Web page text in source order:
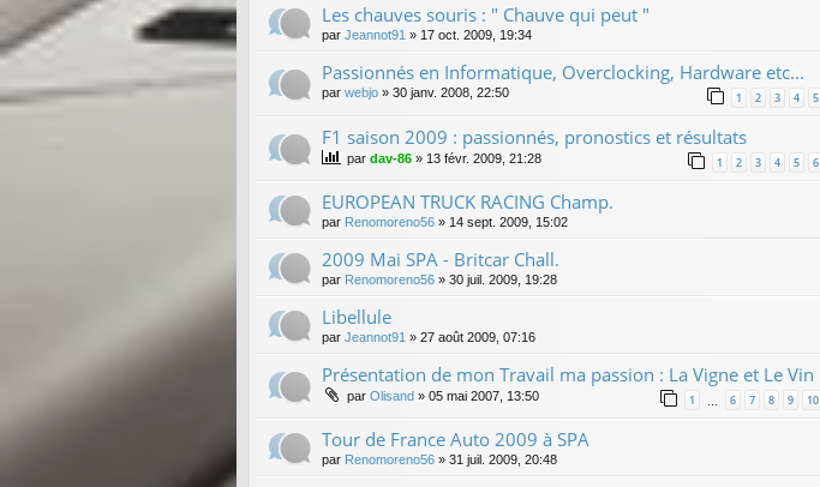
Les chauves souris : " Chauve qui peut "
par Jeannot91 » 17 oct. 2009, 19:34
Passionnés en Informatique, Overclocking, Hardware etc...
par webjo » 30 janv. 2008, 22:50 1 2 3 4 5
F1 saison 2009 : passionnés, pronostics et résultats
par dav-86 » 13 févr. 2009, 21:28 1 2 3 4 5 6
EUROPEAN TRUCK RACING Champ.
par Renomoreno56 » 14 sept. 2009, 15:02
2009 Mai SPA - Britcar Chall.
par Renomoreno56 » 30 juil. 2009, 19:28
Libellule
par Jeannot91 » 27 août 2009, 07:16
Présentation de mon Travail ma passion : La Vigne et Le Vin
par Olisand » 05 mai 2007, 13:50 1 6 7 8 9 10
Tour de France Auto 2009 à SPA
par Renomoreno56 » 31 juil. 2009, 20:48